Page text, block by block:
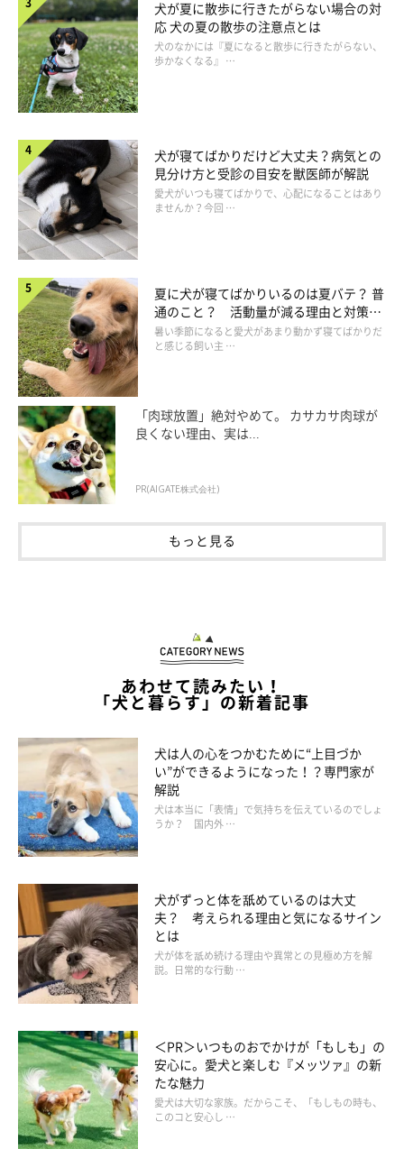
また、ドライヤーを振りながら使うと、乾きムラが出ることもあ
るので、振らないように意識してみましょう。なお、ドライヤー
は犬から20～30cm程度離して使ってください。
犬が苦手な「顔周り」は後ろから乾かす
いぬのきもち投稿写真ギャラリー
「顔周り」のドライを苦手とする犬も多いようです。そこで、犬
の顔周りを乾かすときは、真正面からドライヤーをかけるのでは
なく、後ろから冷風をかけてみてください。
目の下や口周りの毛が生乾きのままだと、涙やけやよだれやけの
犬が夏に散歩に行きたがらない場合の対
応 犬の夏の散歩の注意点とは
犬のなかには『夏になると散歩に行きたがらない、
歩かなくなる』 …
犬が寝てばかりだけど大丈夫？病気との
見分け方と受診の目安を獣医師が解説
愛犬がいつも寝てばかりで、心配になることはあり
ませんか？今回 …
夏に犬が寝てばかりいるのは夏バテ？ 普
通のこと？ 活動量が減る理由と対策と
は
暑い季節になると愛犬があまり動かず寝てばかりだ
と感じる飼い主 …
「肉球放置」絶対やめて。 カサカサ肉球が
良くない理由、実は...
PR(AIGATE株式会社)
もっと見る
あわせて読みたい！
「犬と暮らす」の新着記事
犬は人の心をつかむために“上目づか
い”ができるようになった！？専門家が
解説
犬は本当に「表情」で気持ちを伝えているのでしょ
うか？ 国内外 …
犬がずっと体を舐めているのは大丈
夫？ 考えられる理由と気になるサイン
とは
犬が体を舐め続ける理由や異常との見極め方を解
説。日常的な行動 …
＜PR＞いつものおでかけが「もしも」の
安心に。愛犬と楽しむ『メッツァ』の新
たな魅力
愛犬は大切な家族。だからこそ、「もしもの時も、
このコと安心し …